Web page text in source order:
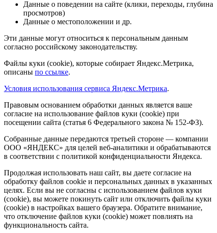
Данные о поведении на сайте (клики, переходы, глубина
просмотров)
Данные о местоположении и др.
Эти данные могут относиться к персональным данным
согласно российскому законодательству.
Файлы куки (cookie), которые собирает Яндекс.Метрика,
описаны по ссылке.
Условия использования сервиса Яндекс.Метрика.
Правовым основанием обработки данных является ваше
согласие на использование файлов куки (cookie) при
посещении сайта (статья 6 Федерального закона № 152-ФЗ).
Собранные данные передаются третьей стороне — компании
ООО «ЯНДЕКС» для целей веб-аналитики и обрабатываются
в соответствии с политикой конфиденциальности Яндекса.
Продолжая использовать наш сайт, вы даете согласие на
обработку файлов cookie и персональных данных в указанных
целях. Если вы не согласны с использованием файлов куки
(cookie), вы можете покинуть сайт или отключить файлы куки
(cookie) в настройках вашего браузера. Обратите внимание,
что отключение файлов куки (cookie) может повлиять на
функциональность сайта.